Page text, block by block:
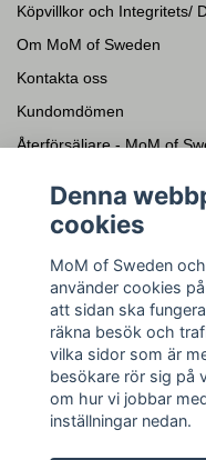
Köpvillkor och Integritets/
Om MoM of Sweden
Kontakta oss
Kundomdömen
Återförsäljare - MoM of
Sociala medier
Facebook
Instagram
YouTube
Pinterest
Denna
cookies
MoM of Sweden
använder cookies
att sidan ska
räkna besök och
vilka sidor som är
besökare rör sig på
om hur vi jobbar
inställningar nedan.